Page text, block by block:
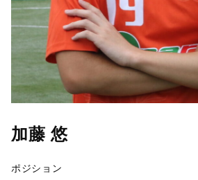
加藤 悠
ポジション